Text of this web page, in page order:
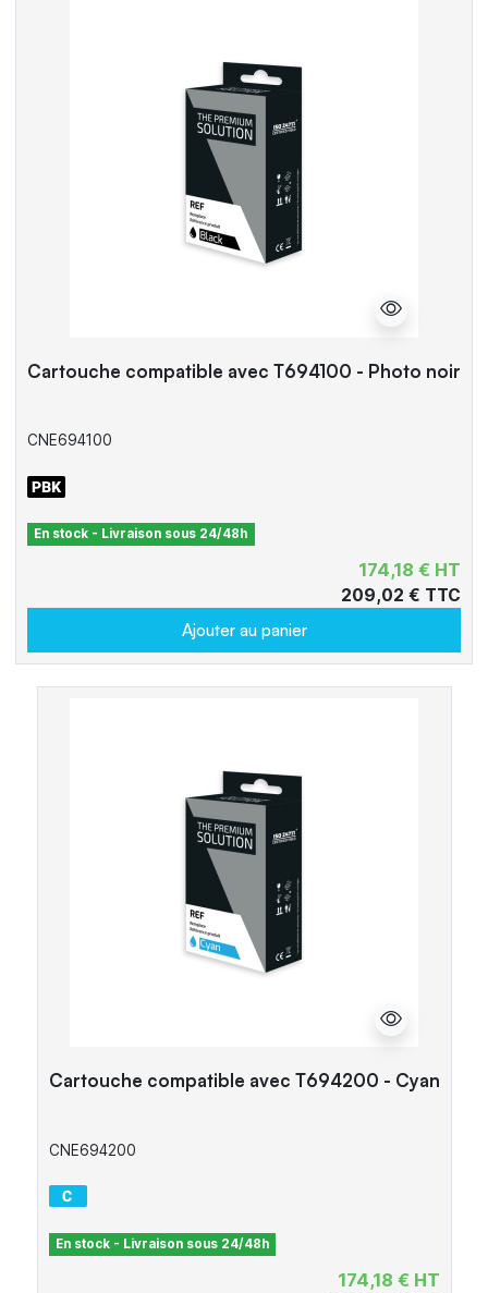
Cartouche compatible avec T694100 - Photo noir
CNE694100
En stock - Livraison sous 24/48h
174,18 € HT
209,02 € TTC
Ajouter au panier
Cartouche compatible avec T694200 - Cyan
CNE694200
En stock - Livraison sous 24/48h
174,18 € HT